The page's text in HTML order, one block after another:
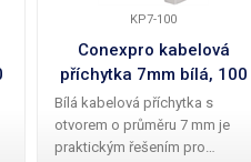
KP7-100
Conexpro kabelová
příchytka 7mm bílá, 100
ks
Bílá kabelová příchytka s
otvorem o průměru 7 mm je
praktickým řešením pro